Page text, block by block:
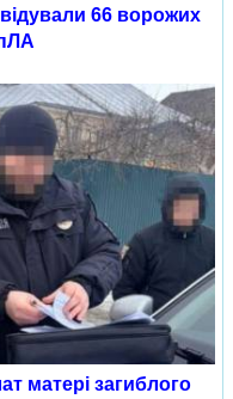
66 ворожих
матері загиблого